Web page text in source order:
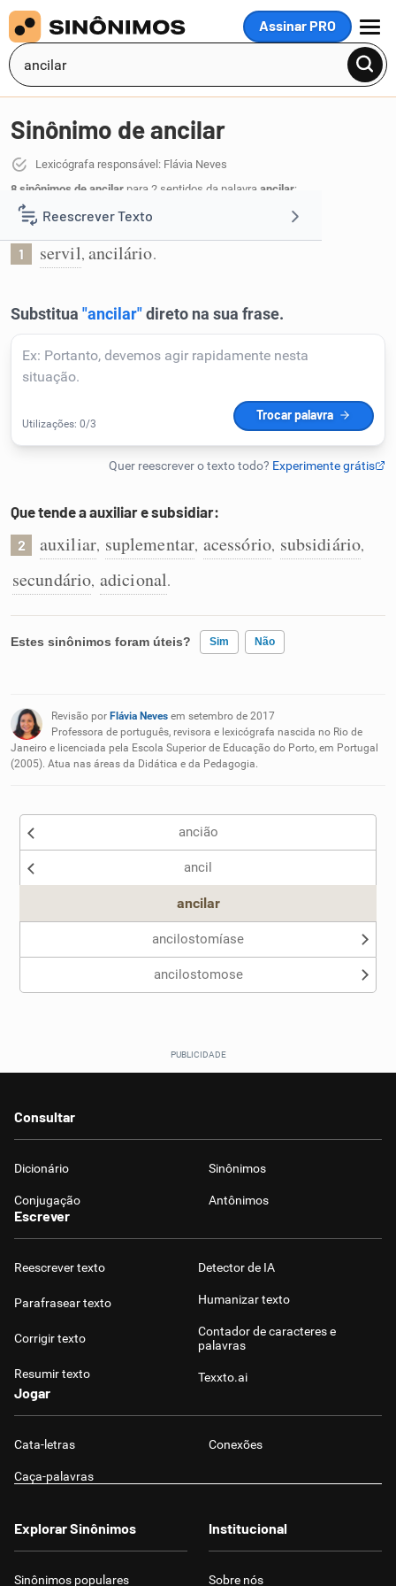
Assinar PRO
MENU
Reescrever Texto
Resumir Texto
Corrigir Texto
Detector de IA
Humanizador de IA
Cata-letras
Conexões
Caça-palavras
Dicionário
Sinônimos
Sinônimo de ancilar
Lexicógrafa responsável: Flávia Neves
8 sinônimos de ancilar para 2 sentidos da palavra ancilar:
Referente a ancila:
1 servil, ancilário.
Que tende a auxiliar e subsidiar:
2 auxiliar, suplementar, acessório, subsidiário,
secundário, adicional.
Estes sinônimos foram úteis? Sim Não
Nenhum dos sinônimos apresentados me ajudou
Outro
Revisão por Flávia Neves em setembro de 2017
Professora de português, revisora e lexicógrafa nascida no Rio de
Janeiro e licenciada pela Escola Superior de Educação do Porto, em Portugal
(2005). Atua nas áreas da Didática e da Pedagogia.
ancião
ancil
ancilar
ancilostomíase
ancilostomose
Consultar
Dicionário Sinônimos
Conjugação Antônimos
Escrever
Reescrever texto
Parafrasear texto
Corrigir texto
Resumir texto
Detector de IA
Humanizar texto
Contador de caracteres e
palavras
Texxto.ai
Jogar
Cata-letras Conexões
Caça-palavras
Explorar Sinônimos
Sinônimos populares
Institucional
Sobre nós